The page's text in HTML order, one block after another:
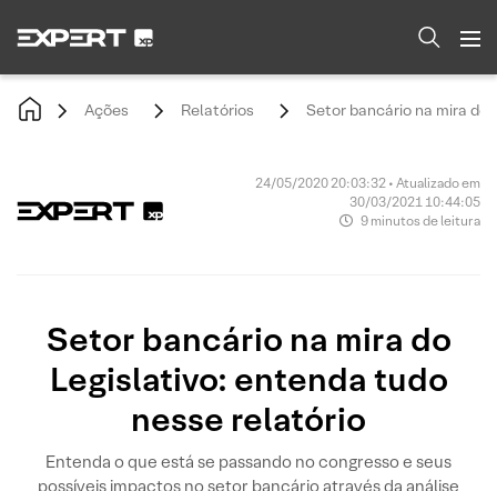
Ações Relatórios Setor bancário na mira
24/05/2020 20:03:32 • Atualizado em
30/03/2021 10:44:05
9 minutos de leitura
Setor bancário na mira do
Legislativo: entenda tudo
nesse relatório
Entenda o que está se passando no congresso e seus
possíveis impactos no setor bancário através da análise